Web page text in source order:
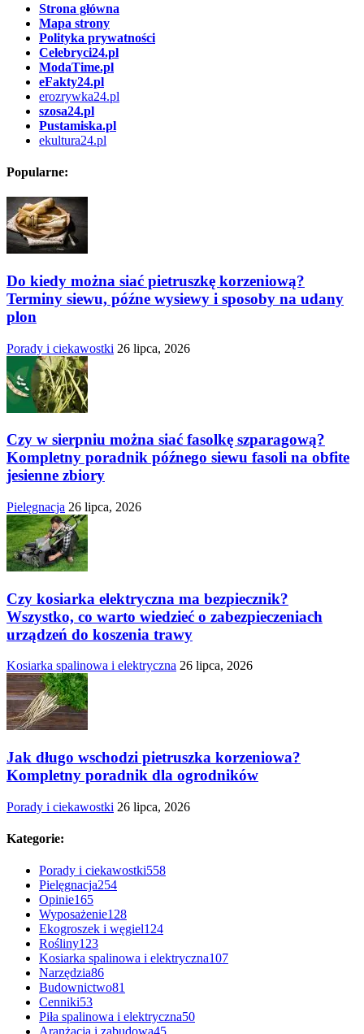
Strona główna
Mapa strony
Polityka prywatności
Celebryci24.pl
ModaTime.pl
eFakty24.pl
erozrywka24.pl
szosa24.pl
Pustamiska.pl
ekultura24.pl
Popularne:
Do kiedy można siać pietruszkę korzeniową?
Terminy siewu, późne wysiewy i sposoby na udany
plon
Porady i ciekawostki 26 lipca, 2026
Czy w sierpniu można siać fasolkę szparagową?
Kompletny poradnik późnego siewu fasoli na obfite
jesienne zbiory
Pielęgnacja 26 lipca, 2026
Czy kosiarka elektryczna ma bezpiecznik?
Wszystko, co warto wiedzieć o zabezpieczeniach
urządzeń do koszenia trawy
Kosiarka spalinowa i elektryczna 26 lipca, 2026
Jak długo wschodzi pietruszka korzeniowa?
Kompletny poradnik dla ogrodników
Porady i ciekawostki 26 lipca, 2026
Kategorie:
Porady i ciekawostki558
Pielęgnacja254
Opinie165
Wyposażenie128
Ekogroszek i węgiel124
Rośliny123
Kosiarka spalinowa i elektryczna107
Narzędzia86
Budownictwo81
Cenniki53
Piła spalinowa i elektryczna50